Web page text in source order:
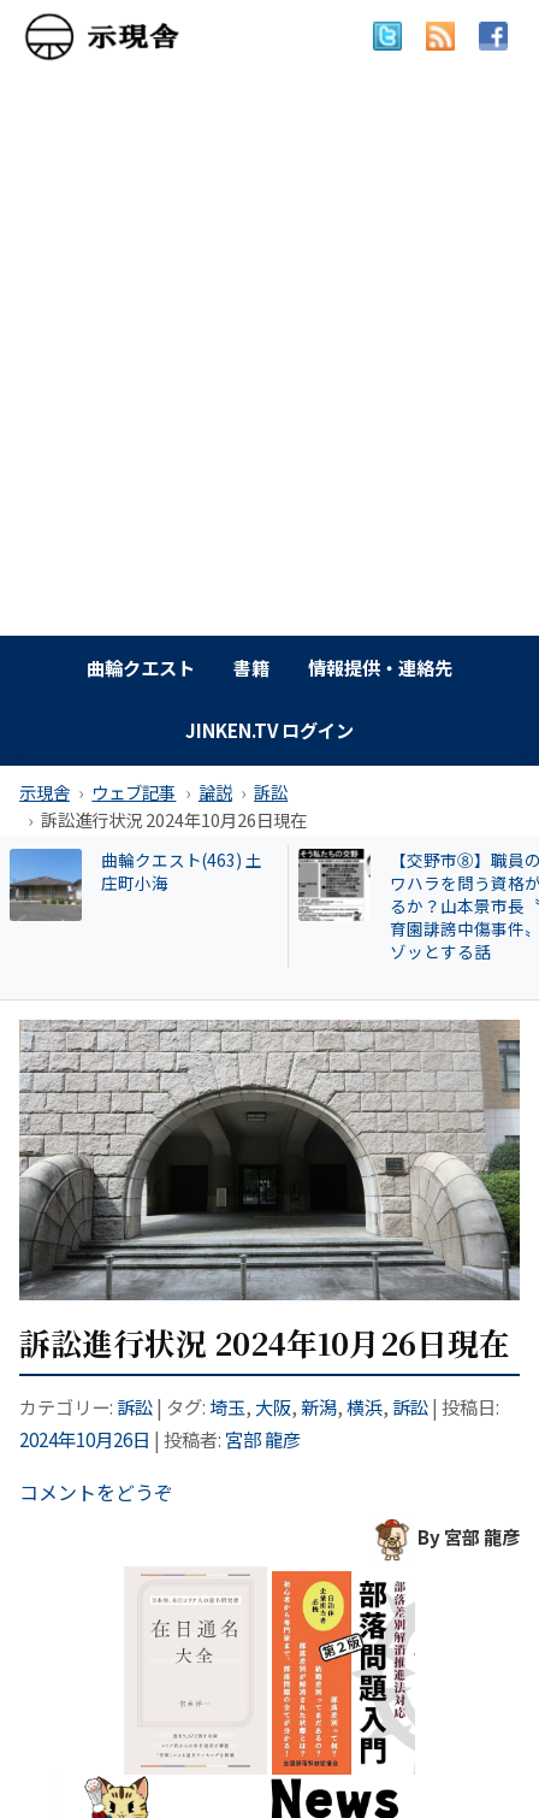
曲輪クエスト 書籍 情報提供・連絡先
JINKEN.TV ログイン
示現舎 ウェブ記事 論説
訴訟
訴訟進行状況 2024年10月26日現在
【交野市⑧】職員のパ
ワハラを問う資格があ
特別企画 解放同盟
政等が 過去に公開
部落・同和地区リ
訴訟進行状況 2024年10月26日現在
カテゴリー: 訴訟| タグ: 埼玉, 大阪,新潟,横浜, 訴訟| 投稿日:
2024年10月26日 | 投稿者: 宮部 龍彦
コメントをどうぞ
By 宮部 龍彦